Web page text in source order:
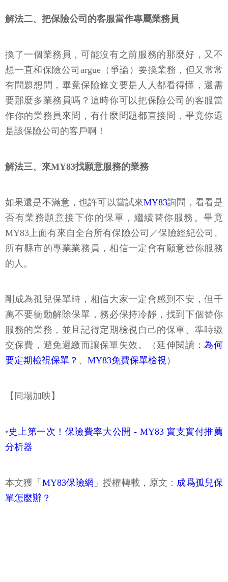
解法二、把保險公司的客服當作專屬業務員
換了一個業務員，可能沒有之前服務的那麼好，又不
想一直和保險公司argue（爭論）要換業務，但又常常
有問題想問，畢竟保險條文要是人人都看得懂，還需
要那麼多業務員嗎？這時你可以把保險公司的客服當
作你的業務員來問，有什麼問題都直接問，畢竟你還
是該保險公司的客戶啊！
解法三、來MY83找願意服務的業務
如果還是不滿意，也許可以嘗試來MY83詢問，看看是
否有業務願意接下你的保單，繼續替你服務。畢竟
MY83上面有來自全台所有保險公司／保險經紀公司、
所有縣市的專業業務員，相信一定會有願意替你服務
的人。
剛成為孤兒保單時，相信大家一定會感到不安，但千
萬不要衝動解除保單，務必保持冷靜，找到下個替你
服務的業務，並且記得定期檢視自己的保單、準時繳
交保費，避免遲繳而讓保單失效。（延伸閱讀：為何
要定期檢視保單？ 、 MY83免費保單檢視）
【同場加映】
•史上第一次！保險費率大公開 - MY83 實支實付推薦
分析器
本文獲「 MY83保險網 」授權轉載，原文： 成爲孤兒保
單怎麼辦？